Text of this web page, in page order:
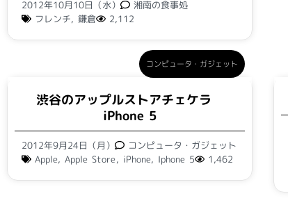
2012年10月10日（水）
湘南の食事処
フレンチ,鎌倉 2,112
コンピュータ・ガジェット
渋谷のアップルストアチェケラ
iPhone 5
2012年9月24日（月）
コンピュータ・ガジェット
Apple,Apple Store, iPhone, Iphone 5 1,462